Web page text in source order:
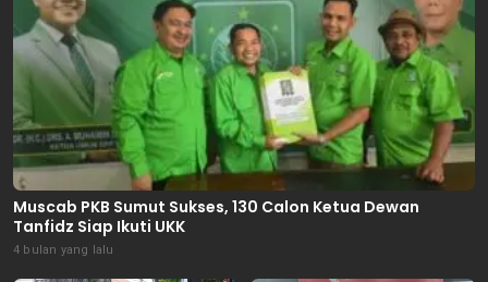
Muscab PKB Sumut Sukses, 130 Calon Ketua Dewan
Tanfidz Siap Ikuti UKK
4 bulan yang lalu